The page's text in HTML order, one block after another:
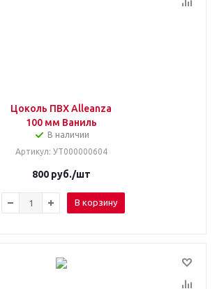
Цоколь ПВХ Alleanza
100 мм Ваниль
В наличии
Артикул: УТ000000604
800руб./шт
В корзину